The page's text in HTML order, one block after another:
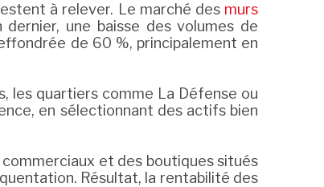
à relever. Le marché des murs
une baisse des volumes de
de 60 %, principalement en
les quartiers comme La Défense ou
en sélectionnant des actifs bien
et des boutiques situés
Résultat, la rentabilité des